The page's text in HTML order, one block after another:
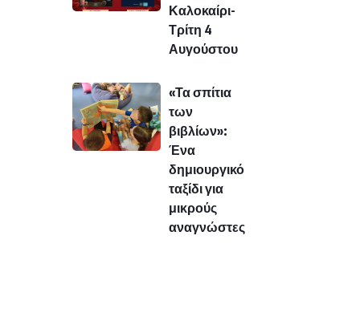
Καλοκαίρι-
Τρίτη 4
Αυγούστου
«Τα σπίτια
των
βιβλίων»:
Ένα
δημιουργικό
ταξίδι για
μικρούς
αναγνώστες